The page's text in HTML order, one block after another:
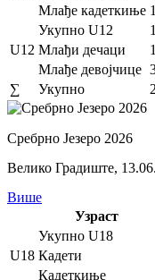
Млађе кадеткиње 1
U12
Укупно U12
Млађи дечаци
Млађе девојчице
∑
Укупно
Сребрно Језеро 2026
Велико Градиште,
Више
Узраст
U18
Укупно U18
Кадети
Кадеткиње